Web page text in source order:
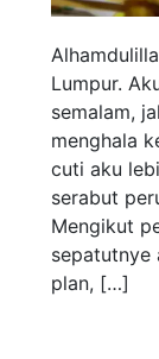
Lumpur.
semalam,
menghala
cuti aku
serabut
Mengikut
sepatutnye
plan, […]